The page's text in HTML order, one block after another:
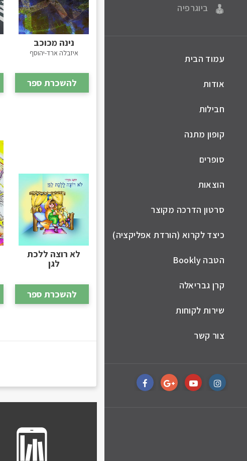
ביוגרפיה
עמוד הבית
אודות
חבילות
קופון מתנה
סופרים
הוצאות
סרטון הדרכה מקוצר
כיצד לקרוא (הורדת אפליקציה)
הטבה Bookly
קרן גבריאלה
שירות לקוחות
צור קשר
נינה מכוכב
איזבלה ארד-יהוסף
להשכרת ספר
לא רוצה ללכת
לגן
להשכרת ספר